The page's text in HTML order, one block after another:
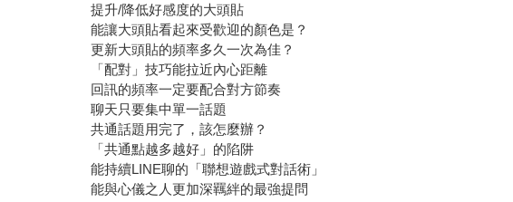
提升/降低好感度的大頭貼
能讓大頭貼看起來受歡迎的顏色是？
更新大頭貼的頻率多久一次為佳？
「配對」技巧能拉近內心距離
回訊的頻率一定要配合對方節奏
聊天只要集中單一話題
共通話題用完了，該怎麼辦？
「共通點越多越好」的陷阱
能持續LINE聊的「聯想遊戲式對話術」
能與心儀之人更加深羈絆的最強提問